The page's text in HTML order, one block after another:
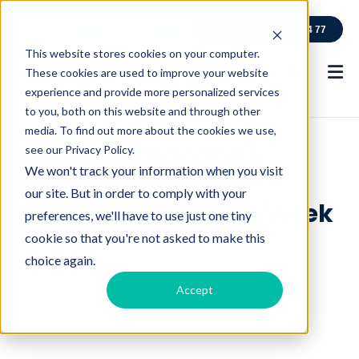
This website stores cookies on your computer.
These cookies are used to improve your website
experience and provide more personalized services
to you, both on this website and through other
media. To find out more about the cookies we use,
see our Privacy Policy.
We won't track your information when you visit
our site. But in order to comply with your
preferences, we'll have to use just one tiny
cookie so that you're not asked to make this
choice again.
Accept
0800 114 77
Vacature: Vacature
enthousiaste
huishoudhulp - 13u/week
hulp in huis Zwevezele
l
Solliciteer